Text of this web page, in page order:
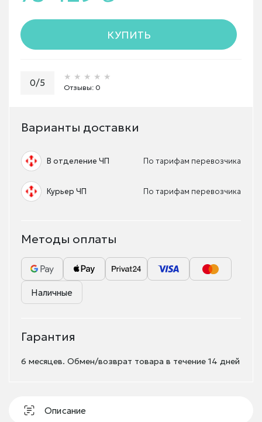
КУПИТЬ
0/5
★★★★★
★★★★★
★★★★★
Отзывы: 0
Варианты доставки
В отделение ЧП По тарифам перевозчика
Курьер ЧП По тарифам перевозчика
Методы оплаты
Наличные
Гарантия
6 месяцев. Обмен/возврат товара в течение 14 дней
Описание